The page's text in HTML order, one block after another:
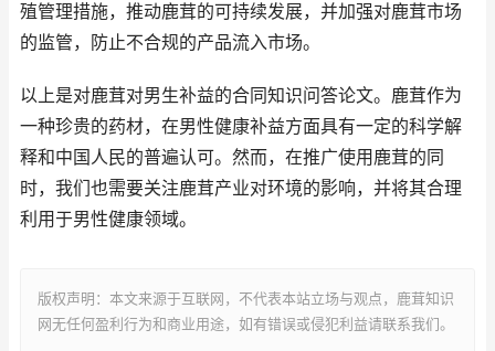
殖管理措施，推动鹿茸的可持续发展，并加强对鹿茸市场
的监管，防止不合规的产品流入市场。
以上是对鹿茸对男生补益的合同知识问答论文。鹿茸作为
一种珍贵的药材，在男性健康补益方面具有一定的科学解
释和中国人民的普遍认可。然而，在推广使用鹿茸的同
时，我们也需要关注鹿茸产业对环境的影响，并将其合理
利用于男性健康领域。
版权声明：本文来源于互联网，不代表本站立场与观点，鹿茸知识
网无任何盈利行为和商业用途，如有错误或侵犯利益请联系我们。